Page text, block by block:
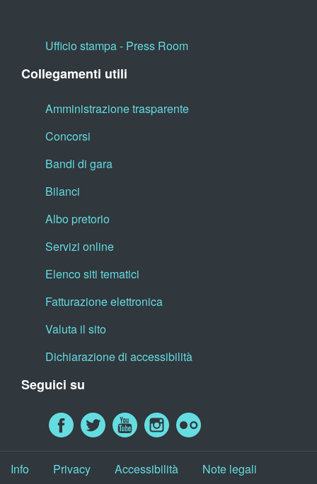
Ufficio stampa - Press Room
Collegamenti utili
Amministrazione trasparente
Concorsi
Bandi di gara
Bilanci
Albo pretorio
Servizi online
Elenco siti tematici
Fatturazione elettronica
Valuta il sito
Dichiarazione di accessibilità
Seguici su
Info Privacy Accessibilità Note legali